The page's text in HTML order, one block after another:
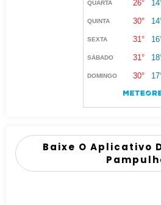
Baixe O Aplicativo